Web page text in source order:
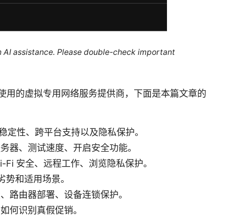
assistance. Please double-check important
的虚拟专用网络服务提供商，下面是本篇文章的
性、跨平台支持以及隐私保护。
器、测试速度、开启安全功能。
安全、远程工作、浏览隐私保护。
和适用场景。
路由器部署、设备连锁保护。
何识别真假促销。